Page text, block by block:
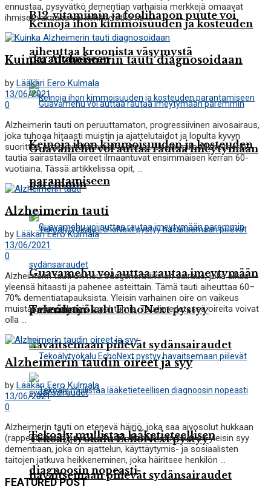
Keinoja ihon kimmoisuuden ja kosteuden
parantamiseen
Guavamehu voi auttaa rautaa imeytymään
paremmin
Tekoälytyökalu EchoNext pystyy
havaitsemaan piilevät sydänsairaudet
Tekoäly mullistaa lääketieteellisen
diagnoosin nopeasti
B12-vitamiinin ja foolihapon puute voi
aiheuttaa kroonista väsymystä
Keinoja ihon kimmoisuuden ja kosteuden
parantamiseen
Guavamehu voi auttaa rautaa imeytymään
paremmin
Tekoälytyökalu EchoNext pystyy
havaitsemaan piilevät sydänsairaudet
ennustaa, pysyvätkö dementian varhaisia ​​merkkejä omaavat
ihmiset vakaana vai kehittyvätkö he ...
Kuinka Alzheimerin tauti diagnosoidaan
by Lääkäri Eero Kulmala
13/06/2021
0
Alzheimerin tauti on peruuttamaton, progressiivinen aivosairaus,
joka tuhoaa hitaasti muistin ja ajattelutaidot ja lopulta kyvyn
suorittaa yksinkertaisimmat tehtävät. Useimmilla Alzheimerin
tautia sairastavilla oireet ilmaantuvat ensimmäisen kerran 60-
vuotiaina. Tässä artikkelissa opit, ...
Alzheimerin tauti
by Lääkäri Eero Kulmala
13/06/2021
0
Alzheimerin tauti on neurodegeneratiivinen sairaus, joka alkaa
yleensä hitaasti ja pahenee asteittain. Tämä tauti aiheuttaa 60–
70% dementiatapauksista. Yleisin varhainen oire on vaikeus
muistaa viimeaikaisia ​​tapahtumia. Taudin edetessä oireita voivat
olla ...
Alzheimerin taudin oireet ja syy
by Lääkäri Eero Kulmala
13/06/2021
0
Alzheimerin tauti on etenevä häiriö, joka saa aivosolut hukkaan
(rappeutumaan) ja kuolemaan. Alzheimerin tauti on yleisin syy
dementiaan, joka on ajattelun, käyttäytymis- ja sosiaalisten
taitojen jatkuva heikkeneminen, joka häiritsee henkilön ...
FEATURED POST